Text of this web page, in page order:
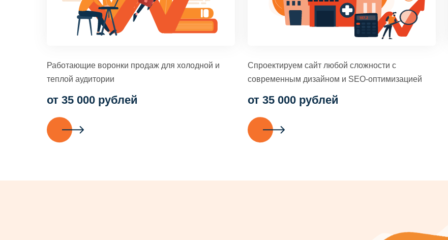
Работающие воронки продаж для холодной и
теплой аудитории
от 35 000 рублей
Спроектируем сайт любой сложности с
современным дизайном и SEO-оптимизацией
от 35 000 рублей